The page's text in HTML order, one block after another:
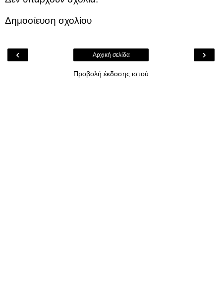
Δημοσίευση σχολίου
‹ ›
Αρχική σελίδα
Προβολή έκδοσης ιστού